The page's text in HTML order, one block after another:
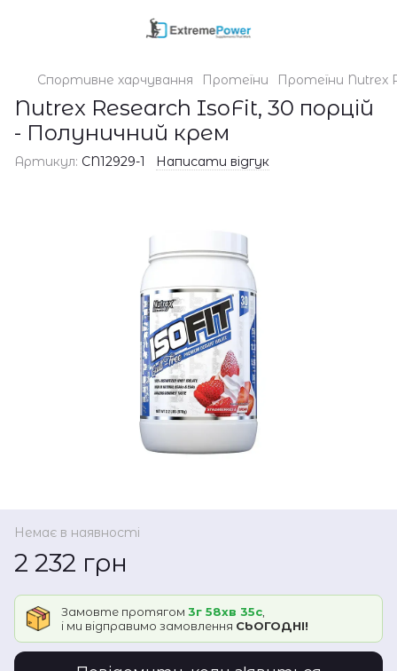
Спортивне харчування Протеїни Протеїни Nutrex
Nutrex Research IsoFit, 30 порцій
- Полуничний крем
Артикул: CN12929-1 Написати відгук
Немає в наявності
2 232 грн
Замовте протягом 3г 58хв 35с
і ми відправимо замовлення СЬОГОДНІ!